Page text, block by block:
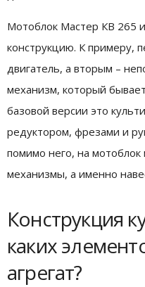
Мотоблок Мастер КВ 265
конструкцию. К примеру,
двигатель, а вторым –
механизм, который
базовой версии это
редуктором, фрезами и
помимо него, на
механизмы, а именно
Конструкция
каких
агрегат?